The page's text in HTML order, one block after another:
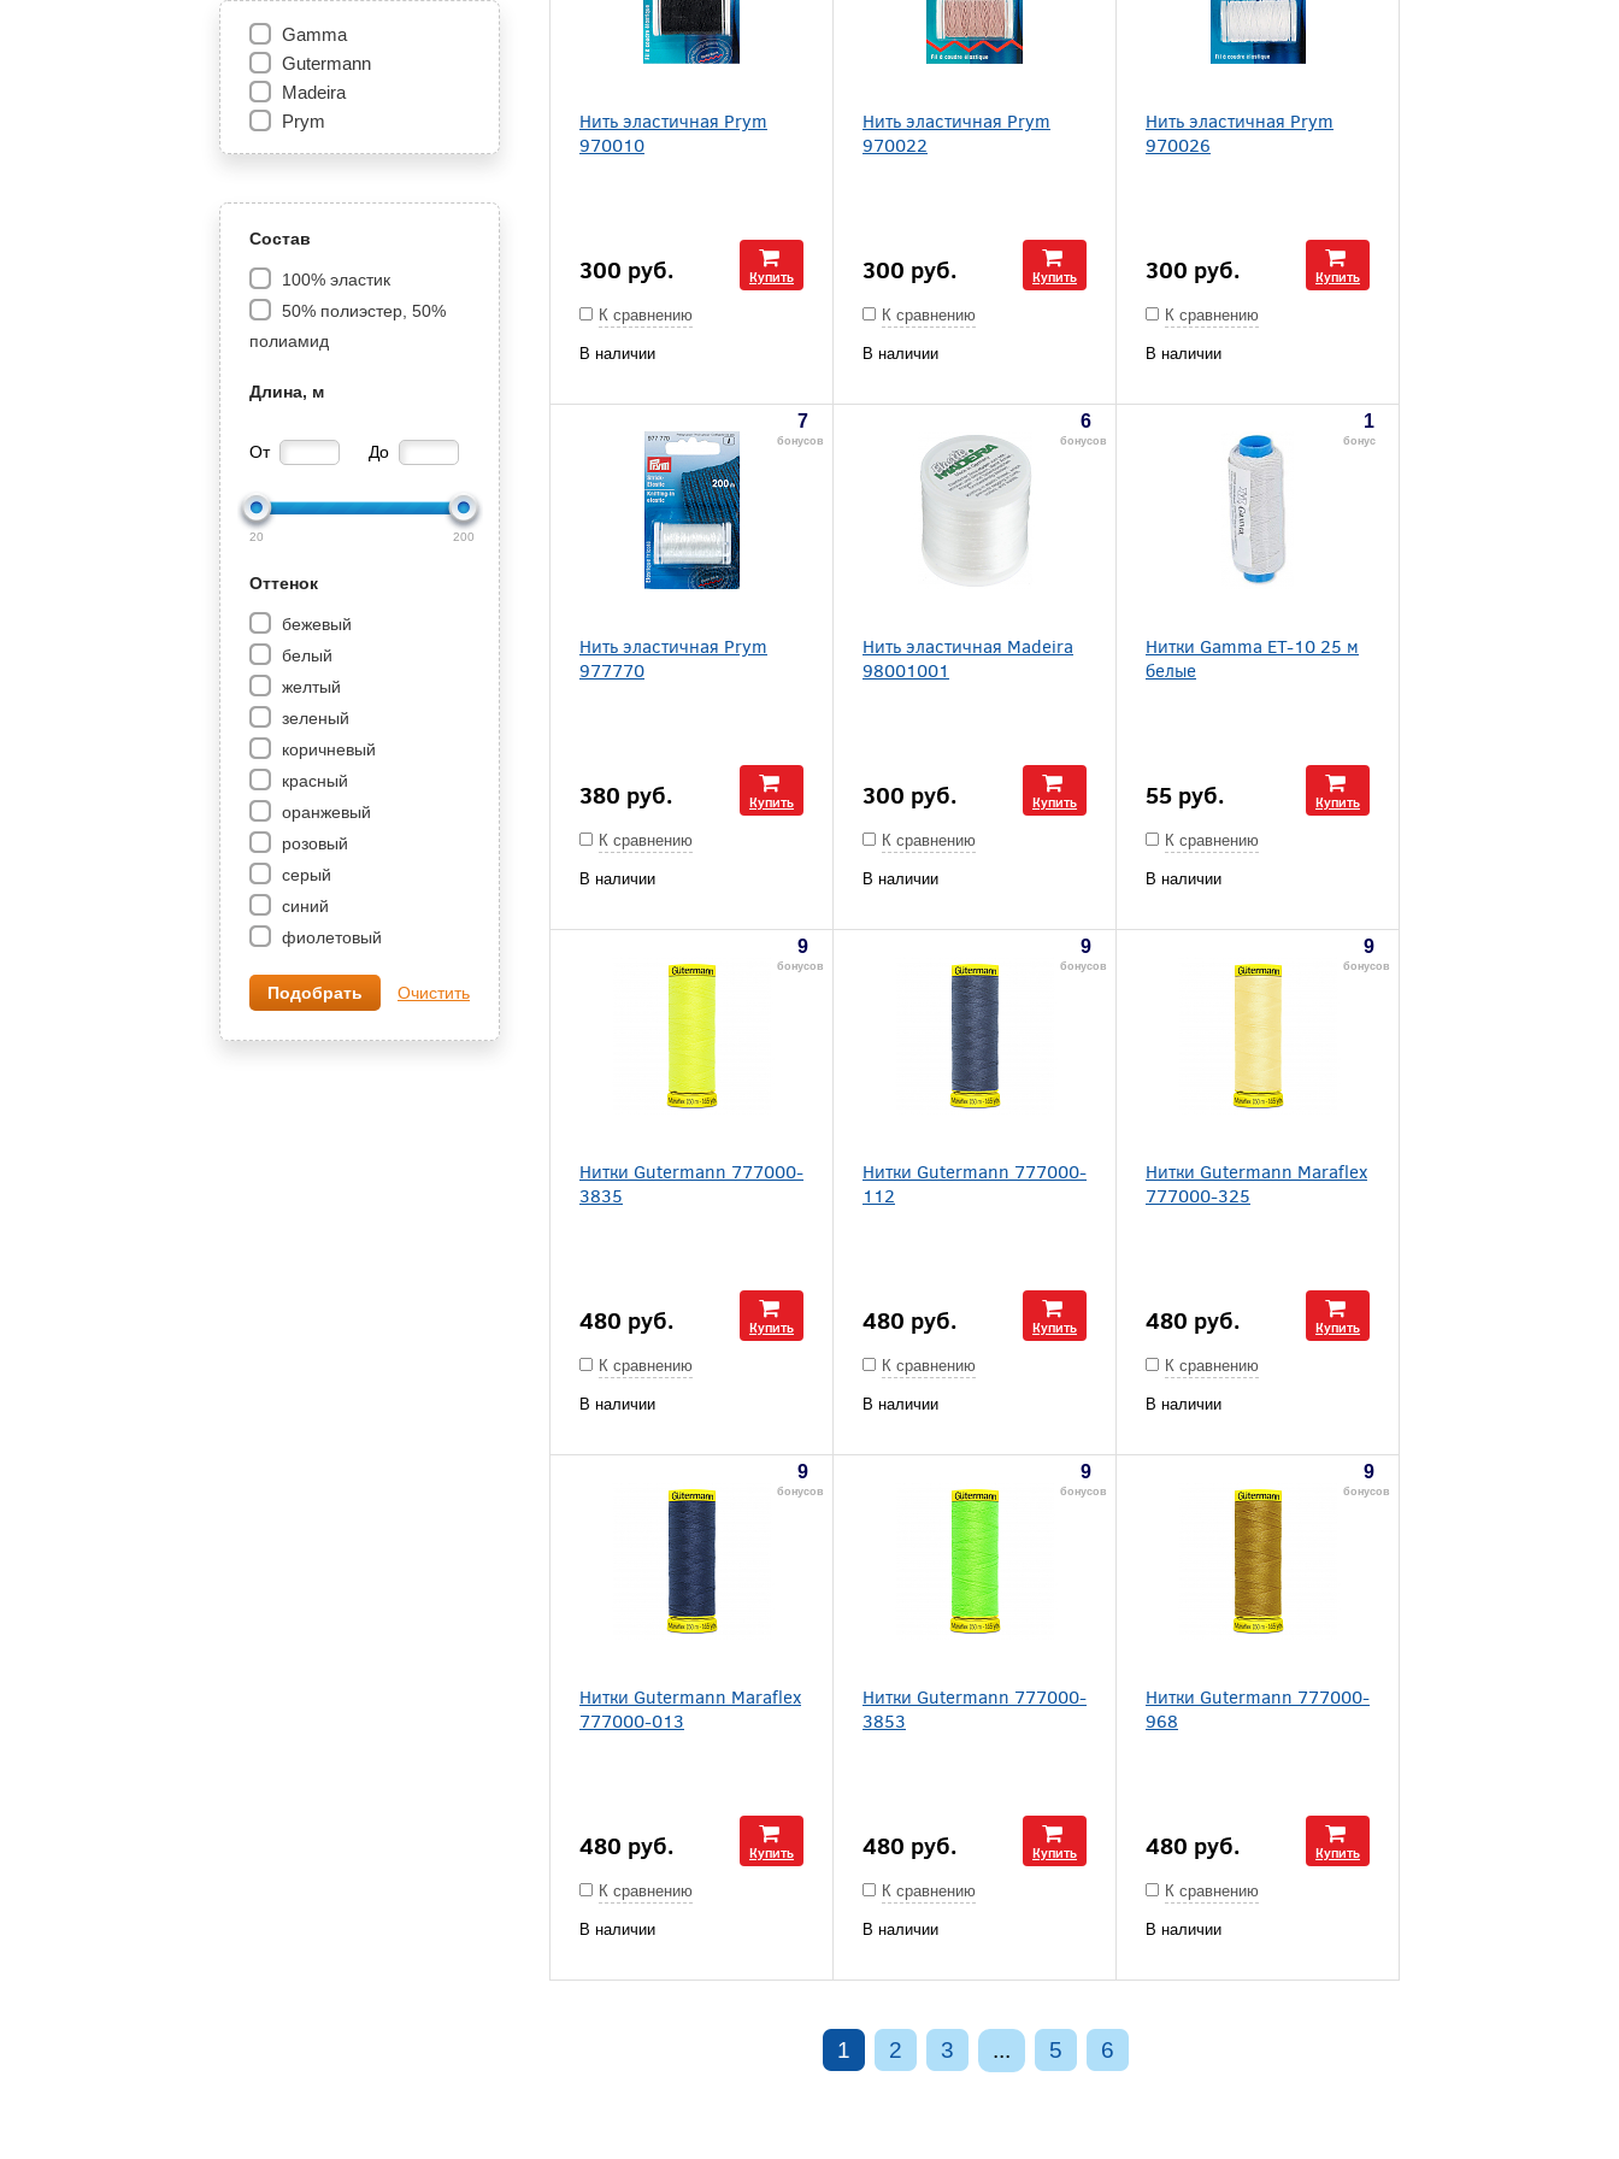
Gamma
Gutermann
Madeira
Prym
Состав
100% эластик
50% полиэстер, 50%
полиамид
Длина, м
От До
20 200
Оттенок
бежевый
белый
желтый
зеленый
коричневый
красный
оранжевый
розовый
серый
синий
фиолетовый
Очистить
Нить эластичная Prym
970010
300 руб. Купить
К сравнению
В наличии
Нить эластичная Prym
970022
300 руб. Купить
К сравнению
В наличии
Нить эластичная Prym
970026
300 руб. Купить
К сравнению
В наличии
7
бонусов
Нить эластичная Prym
977770
380 руб. Купить
К сравнению
В наличии
6
бонусов
Нить эластичная Madeira
98001001
300 руб. Купить
К сравнению
В наличии
1
бонус
Нитки Gamma ET-10 25 м
белые
55 руб. Купить
К сравнению
В наличии
9
бонусов
Нитки Gutermann 777000-
3835
480 руб. Купить
К сравнению
В наличии
9
бонусов
Нитки Gutermann 777000-
112
480 руб. Купить
К сравнению
В наличии
9
бонусов
Нитки Gutermann Maraflex
777000-325
480 руб. Купить
К сравнению
В наличии
9
бонусов
Нитки Gutermann Maraflex
777000-013
480 руб. Купить
К сравнению
В наличии
9
бонусов
Нитки Gutermann 777000-
3853
480 руб. Купить
К сравнению
В наличии
9
бонусов
Нитки Gutermann 777000-
968
480 руб. Купить
К сравнению
В наличии
1 2 3 ... 5 6